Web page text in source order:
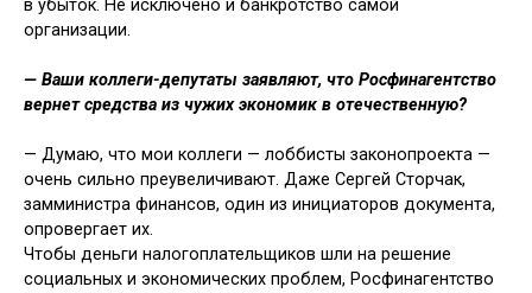
в убыток. Не исключено и банкротство самой
организации.
— Ваши коллеги-депутаты за­являют, что Росфинагентство
вернет средства из чужих эконо­мик в отечественную?
— Думаю, что мои коллеги — лобби­сты законопроекта —
очень сильно пре­увеличивают. Даже Сергей Сторчак,
замминистра финансов, один из ини­циаторов документа,
опровергает их.
Чтобы деньги налогоплательщиков шли на решение
социальных и эконо­мических проблем, Росфинагентство